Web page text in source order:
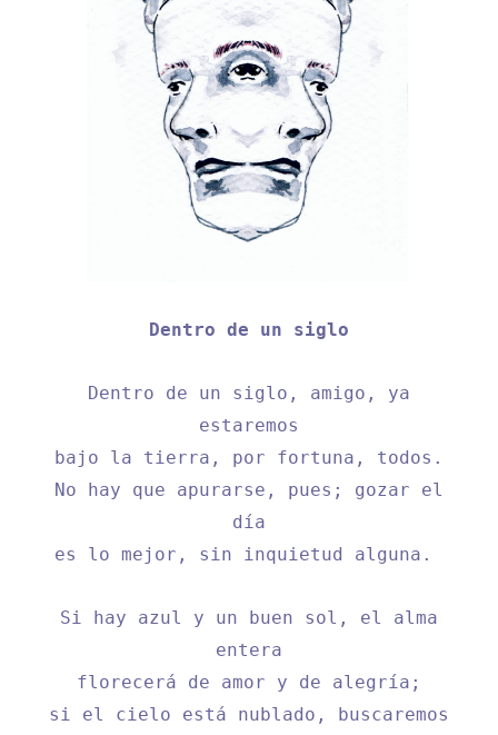
Dentro de un siglo
Dentro de un siglo, amigo, ya
estaremos
bajo la tierra, por fortuna, todos.
No hay que apurarse, pues; gozar el
día
es lo mejor, sin inquietud alguna.
Si hay azul y un buen sol, el alma
entera
florecerá de amor y de alegría;
si el cielo está nublado, buscaremos